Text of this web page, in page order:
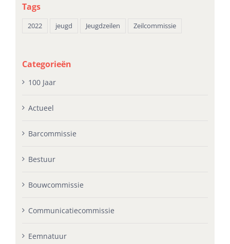
Tags
2022 jeugd Jeugdzeilen Zeilcommissie
Categorieën
100 Jaar
Actueel
Barcommissie
Bestuur
Bouwcommissie
Communicatiecommissie
Eemnatuur